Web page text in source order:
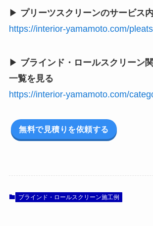
▶ プリーツスクリーンのサービス
https://interior-yamamoto.com/
▶ ブラインド・ロールスクリーン
一覧を見る
https://interior-yamamoto.com/
無料で見積りを依頼する
ブラインド・ロールスクリーン施工例